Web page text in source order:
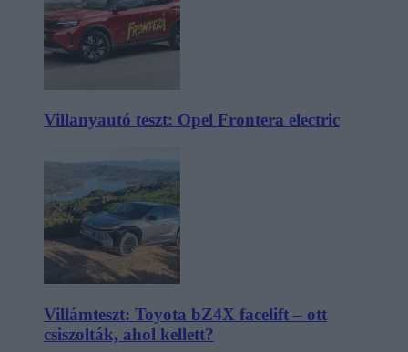
Villanyautó teszt: Opel Frontera electric
Villámteszt: Toyota bZ4X facelift – ott
csiszolták, ahol kellett?